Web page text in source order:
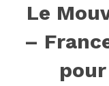
Le
–